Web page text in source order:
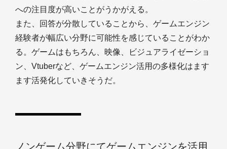
への注目度が高いことがうかがえる。
また、回答が分散していることから、ゲームエンジン
経験者が幅広い分野に可能性を感じていることがわか
る。ゲームはもちろん、映像、ビジュアライゼーショ
ン、Vtuberなど、ゲームエンジン活用の多様化はます
ます活発化していきそうだ。
ノンゲーム分野にてゲームエンジンを活用